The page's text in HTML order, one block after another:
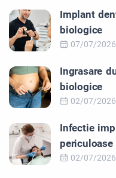
Implant
biologice
07/07/2026
Ingrasare
biologice
02/07/2026
Infectie
periculoase
02/07/2026